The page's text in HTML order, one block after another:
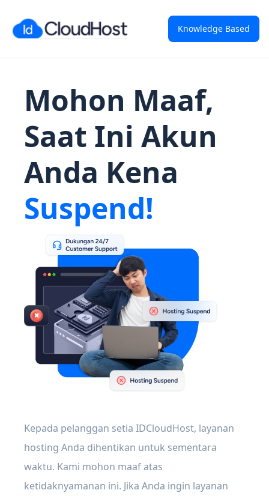
Knowledge Based
Mohon Maaf,
Saat Ini Akun
Anda Kena
Suspend!
Kepada pelanggan setia IDCloudHost, layanan
hosting Anda dihentikan untuk sementara
waktu. Kami mohon maaf atas
ketidaknyamanan ini. Jika Anda ingin layanan